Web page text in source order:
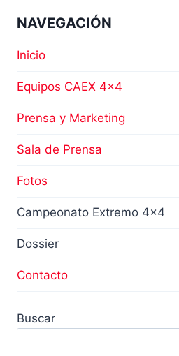
NAVEGACIÓN
Inicio
Equipos CAEX 4×4
Prensa y Marketing
Sala de Prensa
Fotos
Campeonato Extremo 4×4
Dossier
Contacto
Buscar